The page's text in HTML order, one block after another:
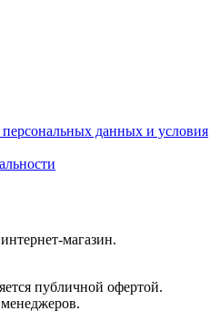
персональных данных и условия
магазин.
публичной офертой.